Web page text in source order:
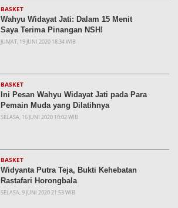
BASKET
Wahyu Widayat Jati: Dalam 15 Menit
Saya Terima Pinangan NSH!
JUMAT, 19 JUNI 2020 18:34 WIB
BASKET
Ini Pesan Wahyu Widayat Jati pada Para
Pemain Muda yang Dilatihnya
SELASA, 16 JUNI 2020 10:02 WIB
BASKET
Widyanta Putra Teja, Bukti Kehebatan
Rastafari Horongbala
SELASA, 9 JUNI 2020 21:53 WIB